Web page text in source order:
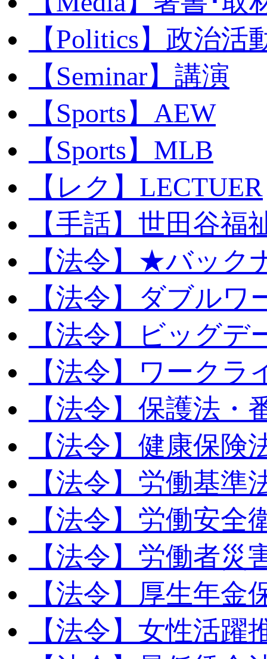
【Politics】政治活
【Seminar】講演
【Sports】AEW
【Sports】MLB
【レク】LECTUER
【手話】世田谷福
【法令】★バック
【法令】ダブルワ
【法令】ビッグデ
【法令】ワークラ
【法令】保護法・
【法令】健康保険
【法令】労働基準
【法令】労働安全
【法令】労働者災
【法令】厚生年金
【法令】女性活躍